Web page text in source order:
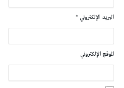
البريد الإلكتروني *
الموقع الإلكتروني